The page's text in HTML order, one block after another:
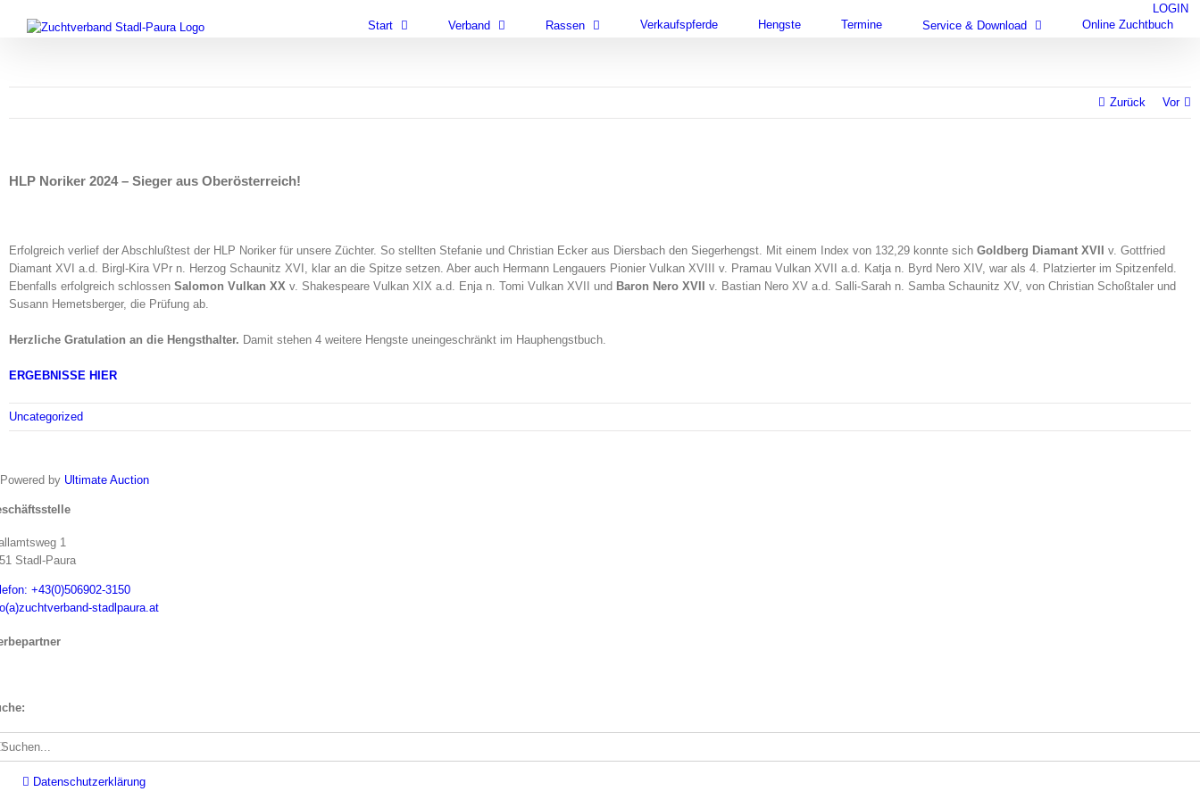
facebook
youtube
LOGIN
Start
Verband Rassen Verkaufspferde Hengste Termine Service & Download Online Zuchtbuch
Zurück Vor
HLP Noriker 2024 – Sieger aus Oberösterreich!
Erfolgreich verlief der Abschlußtest der HLP Noriker für unsere Züchter. So stellten Stefanie und Christian Ecker aus Diersbach den Siegerhengst. Mit einem Index von 132,29 konnte sich Goldberg Diamant XVII v. Gottfried
Diamant XVI a.d. Birgl-Kira VPr n. Herzog Schaunitz XVI, klar an die Spitze setzen. Aber auch Hermann Lengauers Pionier Vulkan XVIII v. Pramau Vulkan XVII a.d. Katja n. Byrd Nero XIV, war als 4. Platzierter im Spitzenfeld.
Ebenfalls erfolgreich schlossen Salomon Vulkan XX v. Shakespeare Vulkan XIX a.d. Enja n. Tomi Vulkan XVII und Baron Nero XVII
v. Bastian Nero XV a.d. Salli-Sarah n. Samba Schaunitz XV, von Christian Schoßtaler und
Susann Hemetsberger, die Prüfung ab.
Herzliche Gratulation an die Hengsthalter. Damit stehen 4 weitere Hengste uneingeschränkt im Hauphengstbuch.
ERGEBNISSE HIER
Uncategorized
1
Stadl-Paura
+43(0)506902-3150
stadlpaura.at
Datenschutzerklärung
Powered by Ultimate Auction